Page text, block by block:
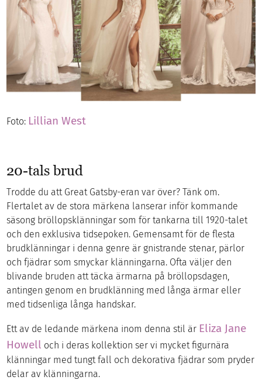
Foto: Lillian West
20-tals brud
Trodde du att Great Gatsby-eran var över? Tänk om.
Flertalet av de stora märkena lanserar inför kommande
säsong bröllopsklänningar som för tankarna till 1920-talet
och den exklusiva tidsepoken. Gemensamt för de flesta
brudklänningar i denna genre är gnistrande stenar, pärlor
och fjädrar som smyckar klänningarna. Ofta väljer den
blivande bruden att täcka ärmarna på bröllopsdagen,
antingen genom en brudklänning med långa ärmar eller
med tidsenliga långa handskar.
Ett av de ledande märkena inom denna stil är Eliza Jane
Howell och i deras kollektion ser vi mycket figurnära
klänningar med tungt fall och dekorativa fjädrar som pryder
delar av klänningarna.